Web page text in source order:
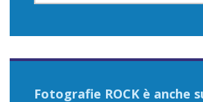
Fotografie ROCK è anche